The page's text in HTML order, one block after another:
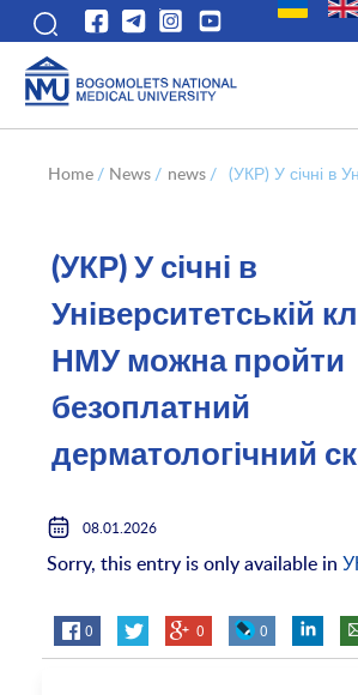
Home / News / news / (УКР) У січні в
(УКР) У січні в
Університетській
НМУ можна пройти
безоплатний
дерматологічний
08.01.2026
Sorry, this entry is only available in
0 0 0